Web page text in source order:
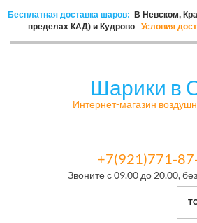
Бесплатная доставка шаров:
В Невском,
пределах КАД) и Кудрово
Условия
Шарики в
Интернет-магазин
+7(921)771-
Звоните с 09.00 до 20.00,